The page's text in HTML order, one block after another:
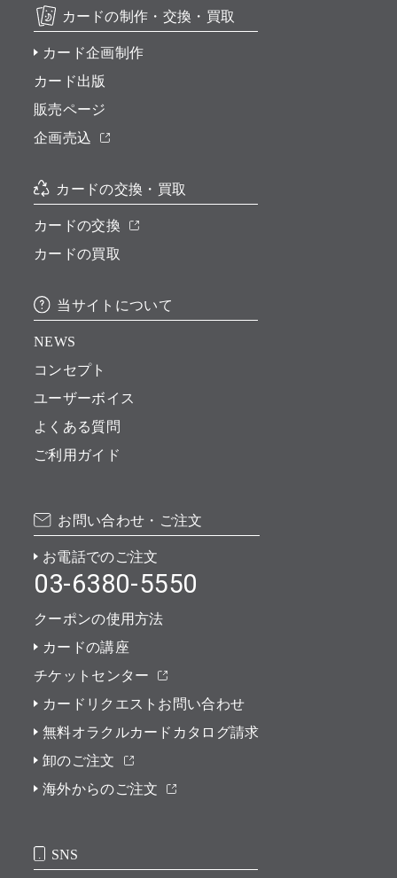
カードの制作・交換・買取
カード企画制作
カード出版
販売ページ
企画売込
カードの交換・買取
カードの交換
カードの買取
当サイトについて
NEWS
コンセプト
ユーザーボイス
よくある質問
ご利用ガイド
お問い合わせ・ご注文
お電話でのご注文
03-6380-5550
クーポンの使用方法
カードの講座
チケットセンター
カードリクエストお問い合わせ
無料オラクルカードカタログ請求
卸のご注文
海外からのご注文
SNS